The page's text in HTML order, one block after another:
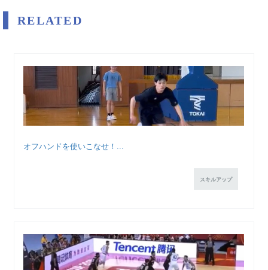
RELATED
オフハンドを使いこなせ！...
スキルアップ